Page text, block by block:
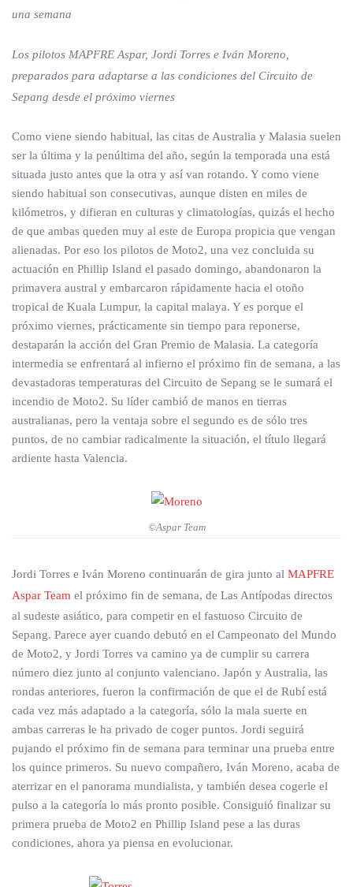
una semana
Los pilotos MAPFRE Aspar, Jordi Torres e Iván Moreno,
preparados para adaptarse a las condiciones del Circuito de
Sepang desde el próximo viernes
Como viene siendo habitual, las citas de Australia y Malasia suelen
ser la última y la penúltima del año, según la temporada una está
situada justo antes que la otra y así van rotando. Y como viene
siendo habitual son consecutivas, aunque disten en miles de
kilómetros, y difieran en culturas y climatologías, quizás el hecho
de que ambas queden muy al este de Europa propicia que vengan
alienadas. Por eso los pilotos de Moto2, una vez concluida su
actuación en Phillip Island el pasado domingo, abandonaron la
primavera austral y embarcaron rápidamente hacia el otoño
tropical de Kuala Lumpur, la capital malaya. Y es porque el
próximo viernes, prácticamente sin tiempo para reponerse,
destaparán la acción del Gran Premio de Malasia. La categoría
intermedia se enfrentará al infierno el próximo fin de semana, a las
devastadoras temperaturas del Circuito de Sepang se le sumará el
incendio de Moto2. Su líder cambió de manos en tierras
australianas, pero la ventaja sobre el segundo es de sólo tres
puntos, de no cambiar radicalmente la situación, el título llegará
ardiente hasta Valencia.
©Aspar Team
Jordi Torres e Iván Moreno continuarán de gira junto al MAPFRE
Aspar Team el próximo fin de semana, de Las Antípodas directos
al sudeste asiático, para competir en el fastuoso Circuito de
Sepang. Parece ayer cuando debutó en el Campeonato del Mundo
de Moto2, y Jordi Torres va camino ya de cumplir su carrera
número diez junto al conjunto valenciano. Japón y Australia, las
rondas anteriores, fueron la confirmación de que el de Rubí está
cada vez más adaptado a la categoría, sólo la mala suerte en
ambas carreras le ha privado de coger puntos. Jordi seguirá
pujando el próximo fin de semana para terminar una prueba entre
los quince primeros. Su nuevo compañero, Iván Moreno, acaba de
aterrizar en el panorama mundialista, y también desea cogerle el
pulso a la categoría lo más pronto posible. Consiguió finalizar su
primera prueba de Moto2 en Phillip Island pese a las duras
condiciones, ahora ya piensa en evolucionar.